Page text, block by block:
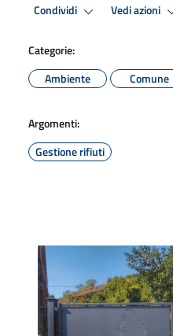
Condividi Vedi azioni
Categorie:
Ambiente
Comune
Argomenti:
Gestione rifiuti